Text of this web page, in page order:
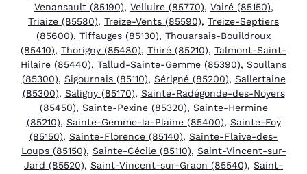
Venansault (85190), Velluire (85770), Vairé (85150),
Triaize (85580), Treize-Vents (85590), Treize-Septiers
(85600), Tiffauges (85130), Thouarsais-Bouildroux
(85410), Thorigny (85480), Thiré (85210), Talmont-Saint-
Hilaire (85440), Tallud-Sainte-Gemme (85390), Soullans
(85300), Sigournais (85110), Sérigné (85200), Sallertaine
(85300), Saligny (85170), Sainte-Radégonde-des-Noyers
(85450), Sainte-Pexine (85320), Sainte-Hermine
(85210), Sainte-Gemme-la-Plaine (85400), Sainte-Foy
(85150), Sainte-Florence (85140), Sainte-Flaive-des-
Loups (85150), Sainte-Cécile (85110), Saint-Vincent-sur-
Jard (85520), Saint-Vincent-sur-Graon (85540), Saint-